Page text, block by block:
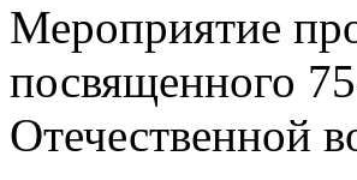
Мероприятие
посвященного
Отечественной